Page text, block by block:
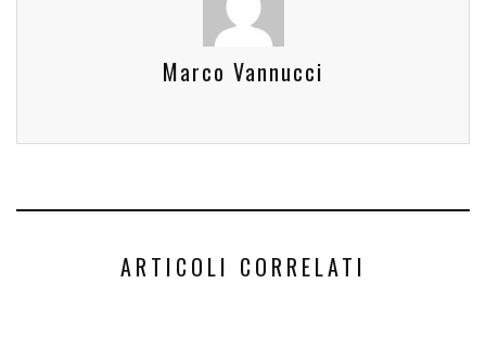
Marco Vannucci
ARTICOLI CORRELATI